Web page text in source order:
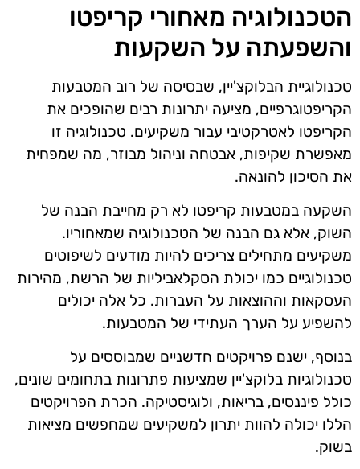
הטכנולוגיה מאחורי קריפטו
והשפעתה על השקעות
טכנולוגיית הבלוקצ'יין, שבסיסה של רוב המטבעות
הקריפטוגרפיים, מציעה יתרונות רבים שהופכים את
הקריפטו לאטרקטיבי עבור משקיעים. טכנולוגיה זו
מאפשרת שקיפות, אבטחה וניהול מבוזר, מה שמפחית
את הסיכון להונאה.
השקעה במטבעות קריפטו לא רק מחייבת הבנה של
השוק, אלא גם הבנה של הטכנולוגיה שמאחוריו.
משקיעים מתחילים צריכים להיות מודעים לשיפוטים
טכנולוגיים כמו יכולת הסקלאביליות של הרשת, מהירות
העסקאות וההוצאות על העברות. כל אלה יכולים
להשפיע על הערך העתידי של המטבעות.
בנוסף, ישנם פרויקטים חדשניים שמבוססים על
טכנולוגיות בלוקצ'יין שמציעות פתרונות בתחומים שונים,
כולל פיננסים, בריאות, ולוגיסטיקה. הכרת הפרויקטים
הללו יכולה להוות יתרון למשקיעים שמחפשים מציאות
בשוק.